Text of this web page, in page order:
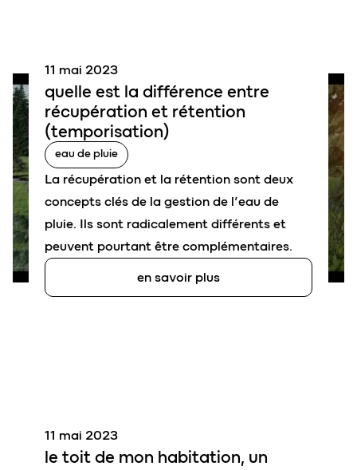
quelle est la différence entre
récupération et rétention
(temporisation)
11 mai 2023
eau de pluie
La récupération et la rétention sont deux
concepts clés de la gestion de l’eau de
pluie. Ils sont radicalement différents et
peuvent pourtant être complémentaires.
en savoir plus
le toit de mon habitation, un
11 mai 2023